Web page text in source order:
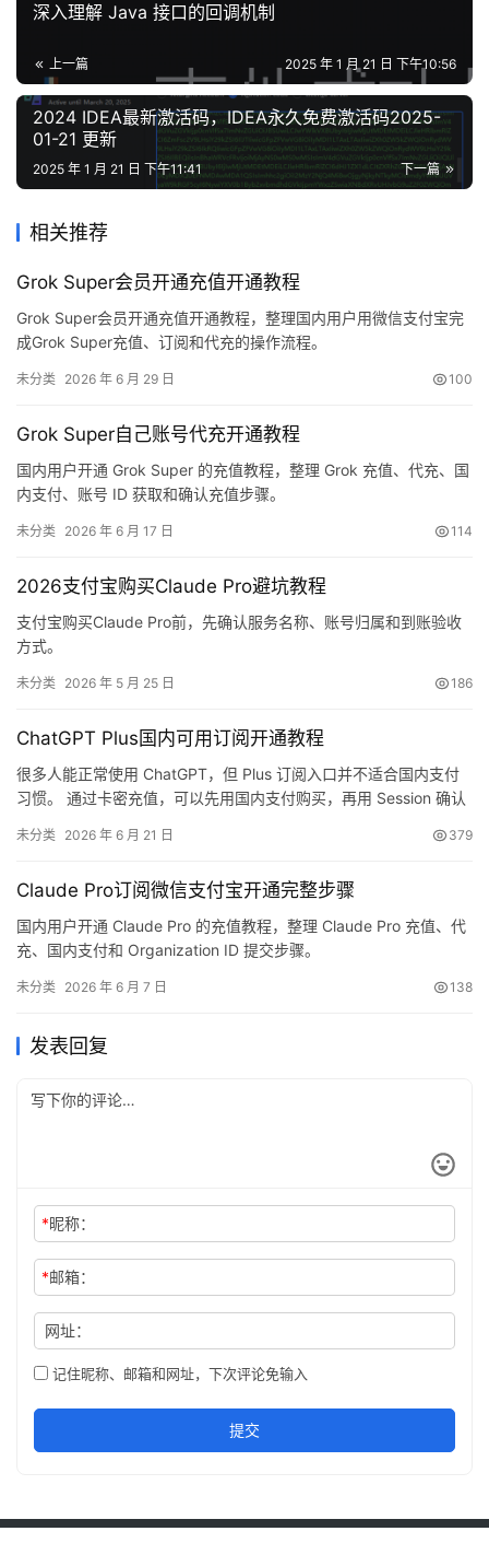
深入理解 Java 接口的回调机制
上一篇 2025 年 1 月 21 日 下午10:56
2024 IDEA最新激活码，IDEA永久免费激活码2025-
01-21 更新
下一篇
2025 年 1 月 21 日 下午11:41
相关推荐
Grok Super会员开通充值开通教程
Grok Super会员开通充值开通教程，整理国内用户用微信支付宝完
成Grok Super充值、订阅和代充的操作流程。
未分类 2026 年 6 月 29 日 100
Grok Super自己账号代充开通教程
国内用户开通 Grok Super 的充值教程，整理 Grok 充值、代充、国
内支付、账号 ID 获取和确认充值步骤。
未分类 2026 年 6 月 17 日 114
2026支付宝购买Claude Pro避坑教程
支付宝购买Claude Pro前，先确认服务名称、账号归属和到账验收
方式。
未分类 2026 年 5 月 25 日 186
ChatGPT Plus国内可用订阅开通教程
很多人能正常使用 ChatGPT，但 Plus 订阅入口并不适合国内支付
习惯。 通过卡密充值，可以先用国内支付购买，再用 Session 确认
用记录和工作资料。
未分类 2026 年 6 月 21 日 379
Claude Pro订阅微信支付宝开通完整步骤
国内用户开通 Claude Pro 的充值教程，整理 Claude Pro 充值、代
充、国内支付和 Organization ID 提交步骤。
未分类 2026 年 6 月 7 日 138
发表回复
*昵称：
*邮箱：
网址：
记住昵称、邮箱和网址，下次评论免输入
提交